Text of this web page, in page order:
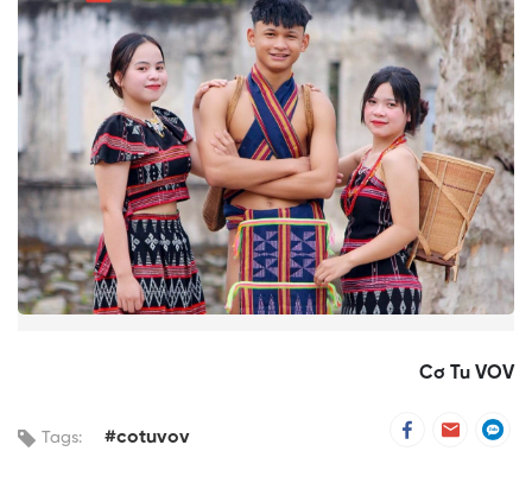
Cơ Tu VOV
Tags: #cotuvov